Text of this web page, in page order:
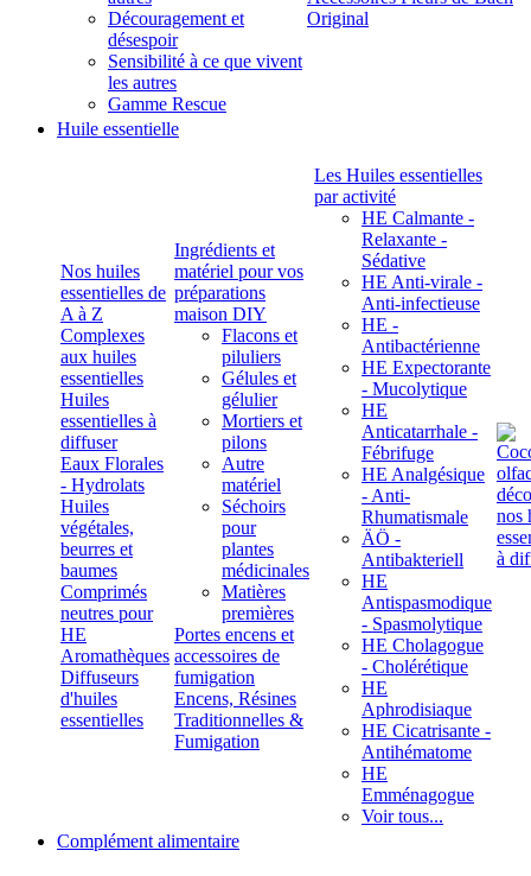
Découragement et
désespoir
Sensibilité à ce que vivent
les autres
Gamme Rescue
Original
Huile essentielle
Nos huiles
essentielles de
A à Z
Complexes
aux huiles
essentielles
Huiles
essentielles à
diffuser
Eaux Florales
- Hydrolats
Huiles
végétales,
beurres et
baumes
Comprimés
neutres pour
HE
Aromathèques
Diffuseurs
d'huiles
essentielles
Ingrédients et
matériel pour vos
préparations
maison DIY
Flacons et
piluliers
Gélules et
gélulier
Mortiers et
pilons
Autre
matériel
Séchoirs
pour
plantes
médicinales
Matières
premières
Portes encens et
accessoires de
fumigation
Encens, Résines
Traditionnelles &
Fumigation
Les Huiles essentielles
par activité
HE Calmante -
Relaxante -
Sédative
HE Anti-virale -
Anti-infectieuse
HE -
Antibactérienne
HE Expectorante
- Mucolytique
HE
Anticatarrhale -
Fébrifuge
HE Analgésique
- Anti-
Rhumatismale
ÄÖ -
Antibakteriell
HE
Antispasmodique
- Spasmolytique
HE Cholagogue
- Cholérétique
HE
Aphrodisiaque
HE Cicatrisante -
Antihématome
HE
Emménagogue
Voir tous...
Complément alimentaire